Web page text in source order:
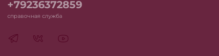
+79236372859
справочная служба